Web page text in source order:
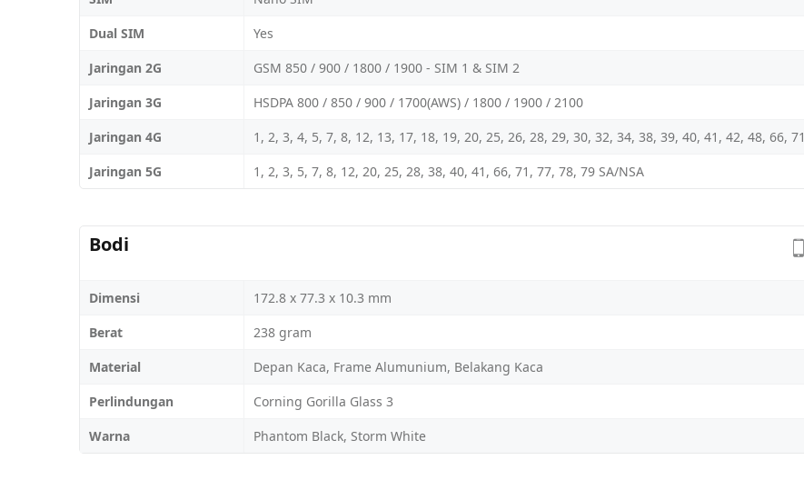
Dual SIM
Yes
Jaringan 2G
GSM 850 / 900 / 1800 / 1900 - SIM 1 & SIM 2
Jaringan 3G
HSDPA 800 / 850 / 900 / 1700(AWS) / 1800 / 1900 / 2100
Jaringan 4G
1, 2, 3, 4, 5, 7, 8, 12, 13, 17, 18, 19, 20, 25, 26, 28, 29, 30, 32, 34, 38, 39, 40, 41, 42, 48, 66, 71
Jaringan 5G
1, 2, 3, 5, 7, 8, 12, 20, 25, 28, 38, 40, 41, 66, 71, 77, 78, 79 SA/NSA
Bodi
Dimensi
172.8 x 77.3 x 10.3 mm
Berat
238 gram
Material
Depan Kaca, Frame Alumunium, Belakang Kaca
Perlindungan
Corning Gorilla Glass 3
Warna
Phantom Black, Storm White